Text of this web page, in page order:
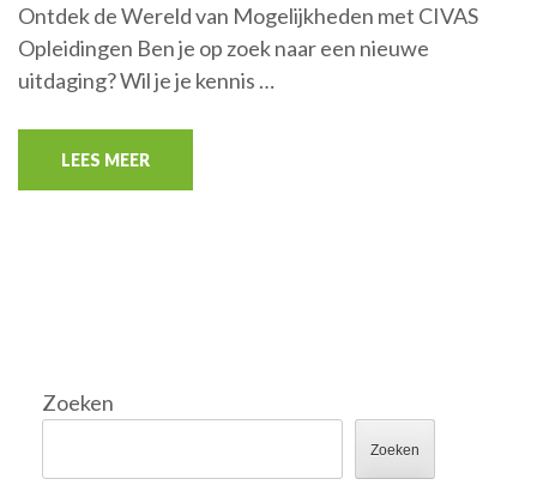
Ontdek de Wereld van Mogelijkheden met CIVAS
Opleidingen Ben je op zoek naar een nieuwe
uitdaging? Wil je je kennis …
LEES MEER
Zoeken
Zoeken